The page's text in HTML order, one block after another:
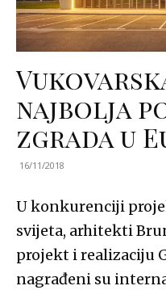
najbolja
zgrada u
16/11/2018
U konkurenciji
svijeta, arhitekti
projekt i realizaciju
nagrađeni su